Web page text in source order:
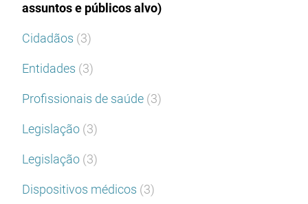
assuntos e públicos alvo)
Cidadãos (3)
Entidades (3)
Profissionais de saúde (3)
Legislação (3)
Legislação (3)
Dispositivos médicos (3)